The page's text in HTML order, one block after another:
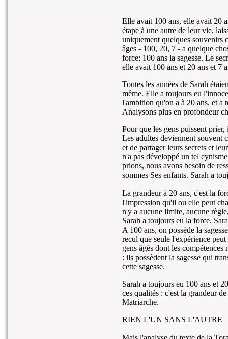
Elle avait 100 ans, elle avait 20
étape à une autre de leur vie,
uniquement quelques souvenirs
âges - 100, 20, 7 - a quelque
force; 100 ans la sagesse. Le
elle avait 100 ans et 20 ans et 7
Toutes les années de Sarah
même. Elle a toujours eu
l'ambition qu'on a à 20 ans, et a
Analysons plus en profondeur
Pour que les gens puissent
Les adultes deviennent souvent
et de partager leurs secrets et
n'a pas développé un tel
prions, nous avons besoin de
sommes Ses enfants. Sarah a
La grandeur à 20 ans, c'est la
l'impression qu'il ou elle peut
n'y a aucune limite, aucune
Sarah a toujours eu la force.
A 100 ans, on possède la
recul que seule l'expérience
gens âgés dont les
: ils possèdent la sagesse qui
cette sagesse.
Sarah a toujours eu 100 ans et
ces qualités : c'est la grandeur
Matriarche.
RIEN L'UN SANS L'AUTRE